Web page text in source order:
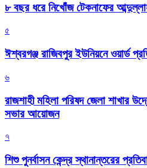
৮ বছর ধরে নিখোঁজ টেকনাফের
৫
ঈশ্বরগঞ্জ রাজিবপুর ইউনিয়নে ওয়ার্ড
৬
রাজশাহী মহিলা পরিষদ জেলা শাখার
সভার আয়োজন
৭
শিশু পুনর্বাসন কেন্দ্র স্থানান্তরের